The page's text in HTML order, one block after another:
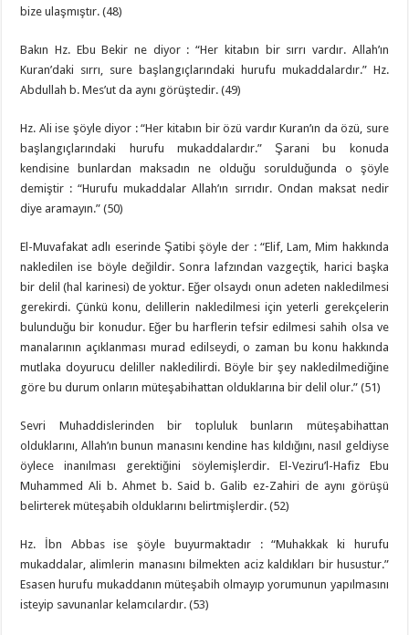
bize ulaşmıştır. (48)
Bakın Hz. Ebu Bekir ne diyor : “Her kitabın bir sırrı vardır. Allah’ın
Kuran’daki sırrı, sure başlangıçlarındaki hurufu mukaddalardır.” Hz.
Abdullah b. Mes’ut da aynı görüştedir. (49)
Hz. Ali ise şöyle diyor : “Her kitabın bir özü vardır Kuran’ın da özü, sure
başlangıçlarındaki hurufu mukaddalardır.” Şarani bu konuda
kendisine bunlardan maksadın ne olduğu sorulduğunda o şöyle
demiştir : “Hurufu mukaddalar Allah’ın sırrıdır. Ondan maksat nedir
diye aramayın.” (50)
El-Muvafakat adlı eserinde Şatibi şöyle der : “Elif, Lam, Mim hakkında
nakledilen ise böyle değildir. Sonra lafzından vazgeçtik, harici başka
bir delil (hal karinesi) de yoktur. Eğer olsaydı onun adeten nakledilmesi
gerekirdi. Çünkü konu, delillerin nakledilmesi için yeterli gerekçelerin
bulunduğu bir konudur. Eğer bu harflerin tefsir edilmesi sahih olsa ve
manalarının açıklanması murad edilseydi, o zaman bu konu hakkında
mutlaka doyurucu deliller nakledilirdi. Böyle bir şey nakledilmediğine
göre bu durum onların müteşabihattan olduklarına bir delil olur.” (51)
Sevri Muhaddislerinden bir topluluk bunların müteşabihattan
olduklarını, Allah’ın bunun manasını kendine has kıldığını, nasıl geldiyse
öylece inanılması gerektiğini söylemişlerdir. El-Veziru’l-Hafiz Ebu
Muhammed Ali b. Ahmet b. Said b. Galib ez-Zahiri de aynı görüşü
belirterek müteşabih olduklarını belirtmişlerdir. (52)
Hz. İbn Abbas ise şöyle buyurmaktadır : “Muhakkak ki hurufu
mukaddalar, alimlerin manasını bilmekten aciz kaldıkları bir husustur.”
Esasen hurufu mukaddanın müteşabih olmayıp yorumunun yapılmasını
isteyip savunanlar kelamcılardır. (53)